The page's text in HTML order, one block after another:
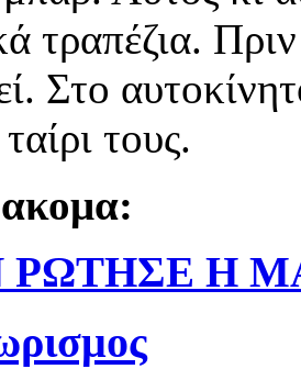
τραπέζια.
Στο
τους.
ΡΩΤΗΣΕ Η